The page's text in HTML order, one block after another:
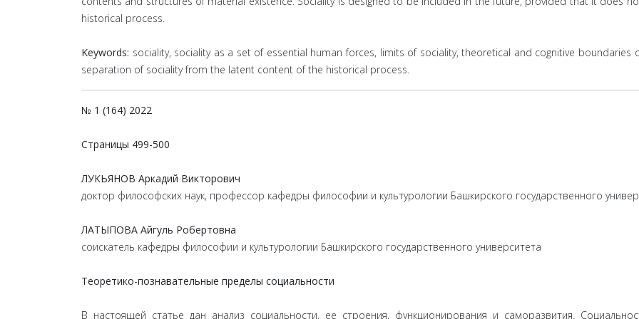
historical process.
Keywords: sociality, sociality as a set of essential human forces, limits of sociality, theoretical and cognitive
separation of sociality from the latent content of the historical process.
№ 1 (164) 2022
Страницы 499-500
ЛУКЬЯНОВ Аркадий Викторович
доктор философских наук, профессор кафедры философии и культурологии Башкирского государственного
ЛАТЫПОВА Айгуль Робертовна
соискатель кафедры философии и культурологии Башкирского государственного университета
Теоретико-познавательные пределы социальности
В настоящей статье дан анализ социальности, ее строения, функционирования и саморазвития.